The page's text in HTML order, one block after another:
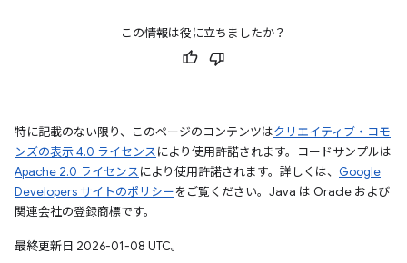
この情報は役に立ちましたか？
特に記載のない限り、このページのコンテンツはクリエイティブ・コモ
ンズの表示 4.0 ライセンスにより使用許諾されます。コードサンプルは
Apache 2.0 ライセンスにより使用許諾されます。詳しくは、 Google
Developers サイトのポリシーをご覧ください。Java は Oracle および
関連会社の登録商標です。
最終更新日 2026-01-08 UTC。